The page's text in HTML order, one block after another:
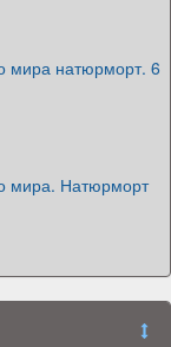
мира натюрморт. 6
мира. Натюрморт